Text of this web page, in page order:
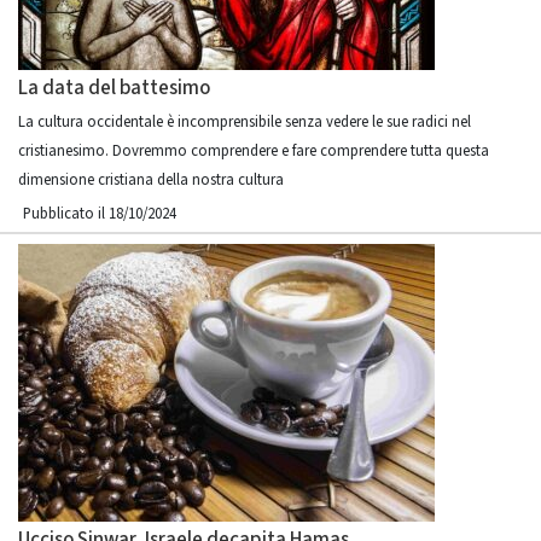
La data del battesimo
La cultura occidentale è incomprensibile senza vedere le sue radici nel
cristianesimo. Dovremmo comprendere e fare comprendere tutta questa
dimensione cristiana della nostra cultura
Pubblicato il 18/10/2024